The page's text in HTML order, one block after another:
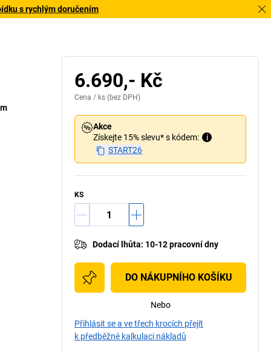
s rychlým doručením
6.690,- Kč
Cena / ks (bez DPH)
Akce
Získejte 15% slevu* s kódem:
i
START26
KS
Dodací lhůta: 10-12 pracovní dny
DO NÁKUPNÍHO KOŠÍKU
Nebo
Přihlásit se a ve třech krocích přejít
k předběžné kalkulaci nákladů